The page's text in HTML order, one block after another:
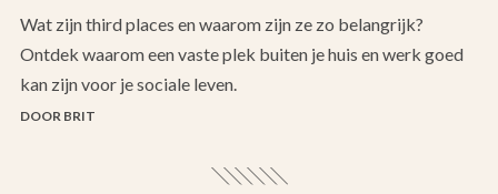
Wat zijn third places en waarom zijn ze zo belangrijk?
Ontdek waarom een vaste plek buiten je huis en werk goed
kan zijn voor je sociale leven.
DOOR BRIT